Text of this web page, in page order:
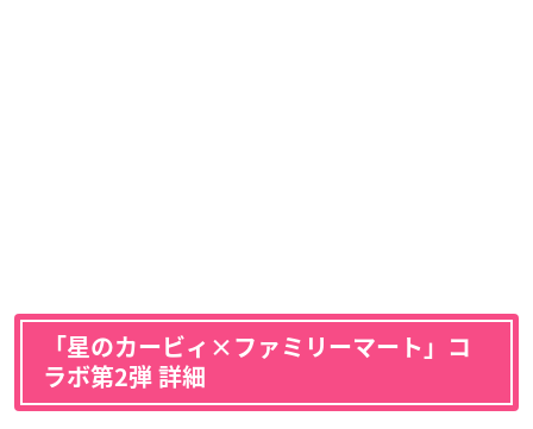
「星のカービィ×ファミリーマート」コ
ラボ第2弾 詳細